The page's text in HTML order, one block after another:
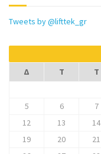
Tweets by @lifttek_gr
Δ Τ Τ
5
6 7
12
13 14
19
20 21